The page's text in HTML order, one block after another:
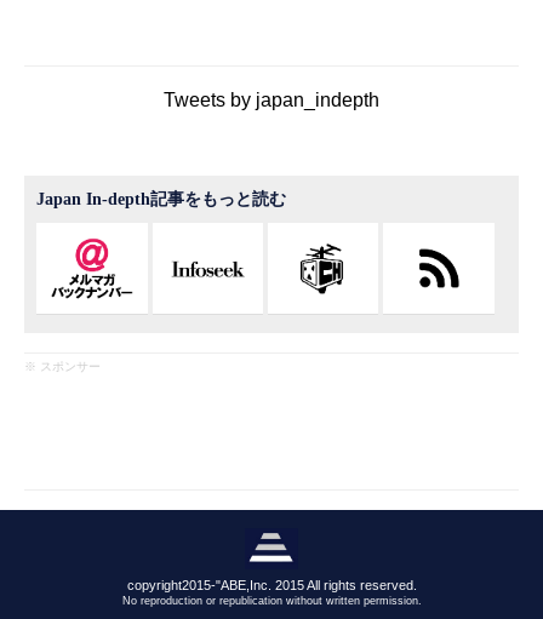
Tweets by japan_indepth
Japan In-depth記事をもっと読む
※ スポンサー
copyright2015-"ABE,Inc. 2015 All rights reserved.
No reproduction or republication without written permission.